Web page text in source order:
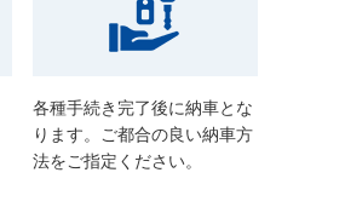
各種手続き完了後に納車とな
ります。ご都合の良い納車方
法をご指定ください。